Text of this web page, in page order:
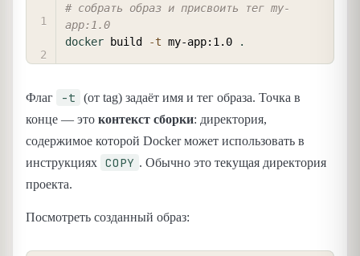
# собрать образ и присвоить тег my-
app:1.0
docker build -t my-app:1.0 .
Флаг -t
(от tag) задаёт имя и тег образа. Точка в
конце — это контекст сборки: директория,
содержимое которой Docker может использовать в
инструкциях COPY . Обычно это текущая директория
проекта.
Посмотреть созданный образ: